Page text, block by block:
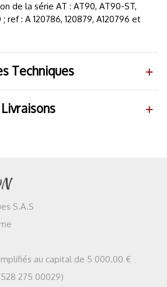
de la série AT : AT90, AT90-ST,
ref : A 120786, 120879, A120796 et
Techniques
S.A.S
au capital de 5 000.00 €
275 00029)